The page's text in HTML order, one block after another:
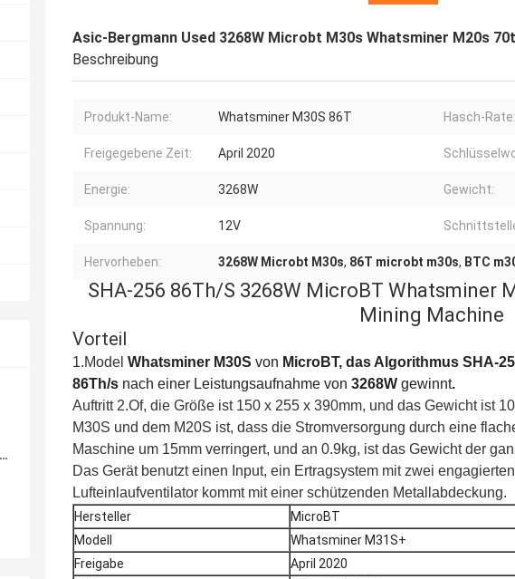
Asic-Bergmann Used 3268W Microbt M30s Whatsminer M20s
Beschreibung
Produkt-Name: Whatsminer M30S 86T Hasch-Rate:
Freigegebene Zeit: April 2020
Energie: 3268W Gewicht:
Spannung: 12V
Hervorheben: 3268W Microbt M30s, 86T microbt m30s, BTC
SHA-256 86Th/S 3268W MicroBT Whatsminer
Mining Machine
Vorteil
1.Model Whatsminer M30S von MicroBT, das Algorithmus SHA-
86Th/s nach einer Leistungsaufnahme von 3268W gewinnt.
Auftritt 2.Of, die Größe ist 150 x 255 x 390mm, und das Gewicht ist
M30S und dem M20S ist, dass die Stromversorgung durch eine
Maschine um 15mm verringert, und an 0.9kg, ist das Gewicht der
Das Gerät benutzt einen Input, ein Ertragsystem mit zwei
Lufteinlaufventilator kommt mit einer schützenden Metallabdeckung.
Hersteller
MicroBT
Modell
Whatsminer M31S+
Freigabe
April 2020